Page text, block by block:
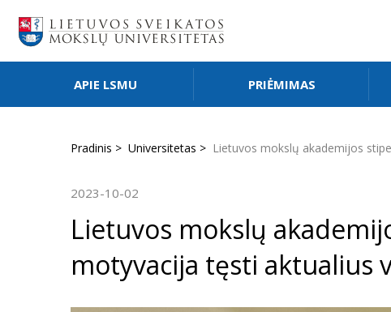
APIE LSMU PRIĖMIMAS
Pradinis Universitetas Lietuvos mokslų akademijos
2023-10-02
Lietuvos mokslų
motyvacija tęsti aktualius